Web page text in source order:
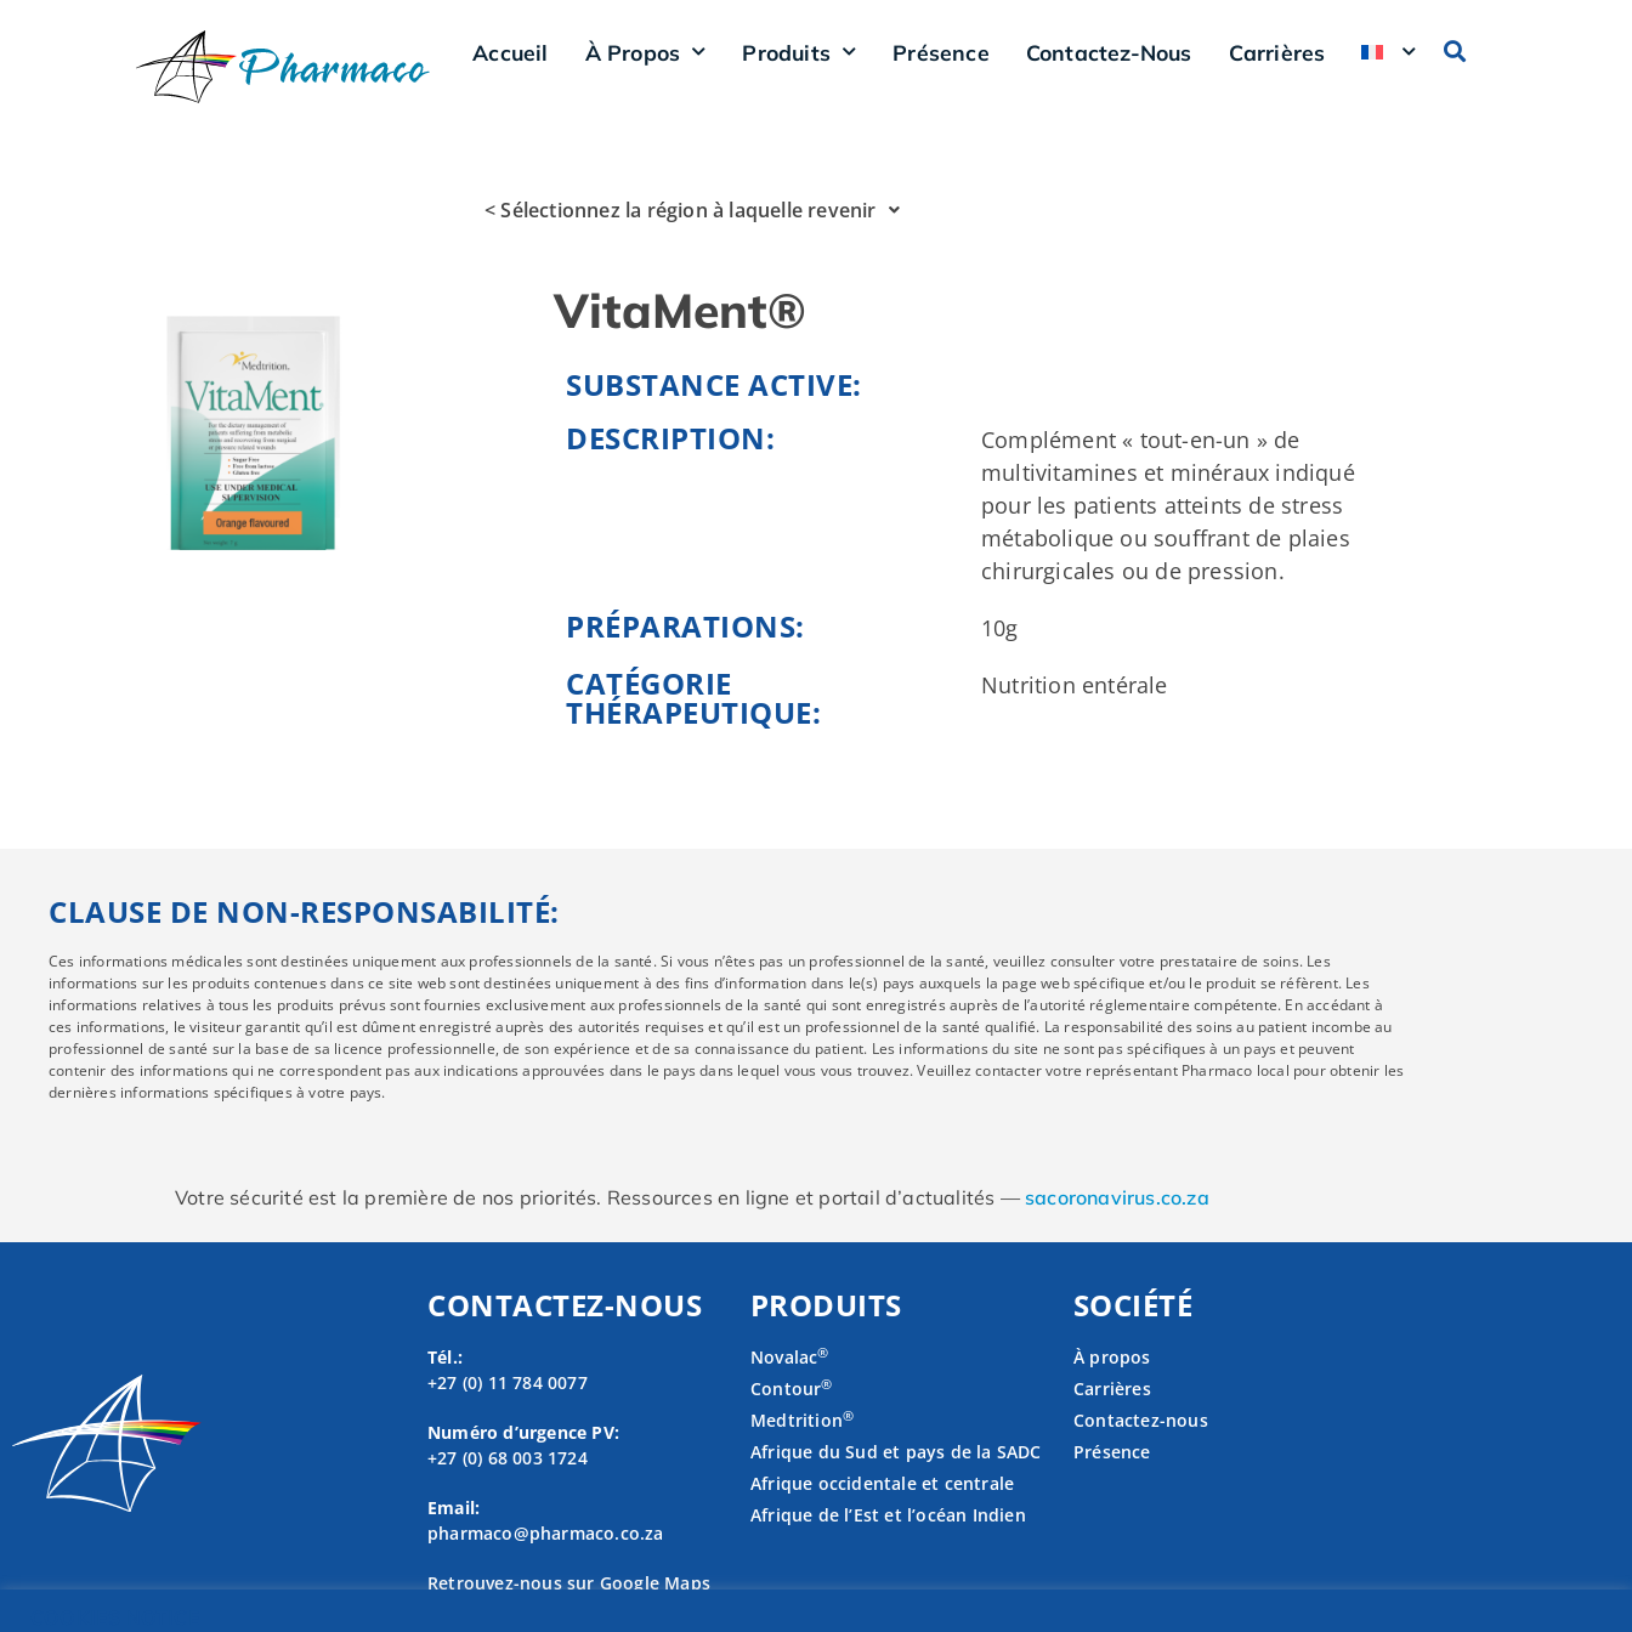
Accueil À Propos Produits Présence Contactez-Nous Carrières
< Sélectionnez la région à laquelle revenir
VitaMent®
SUBSTANCE ACTIVE:
DESCRIPTION:
Complément « tout-en-un » de
multivitamines et minéraux indiqué
pour les patients atteints de stress
métabolique ou souffrant de plaies
chirurgicales ou de pression.
PRÉPARATIONS: 10g
CATÉGORIE
THÉRAPEUTIQUE:
Nutrition entérale
CLAUSE DE NON-RESPONSABILITÉ:
Ces informations médicales sont destinées uniquement aux professionnels de la santé. Si vous n’êtes pas un professionnel de la santé, veuillez consulter votre prestataire de soins. Les
informations sur les produits contenues dans ce site web sont destinées uniquement à des fins d’information dans le(s) pays auxquels la page web spécifique et/ou le produit se réfèrent. Les
informations relatives à tous les produits prévus sont fournies exclusivement aux professionnels de la santé qui sont enregistrés auprès de l’autorité réglementaire compétente. En accédant à
ces informations, le visiteur garantit qu’il est dûment enregistré auprès des autorités requises et qu’il est un professionnel de la santé qualifié. La responsabilité des soins au patient incombe au
professionnel de santé sur la base de sa licence professionnelle, de son expérience et de sa connaissance du patient. Les informations du site ne sont pas spécifiques à un pays et peuvent
contenir des informations qui ne correspondent pas aux indications approuvées dans le pays dans lequel vous vous trouvez. Veuillez contacter votre représentant Pharmaco local pour obtenir les
dernières informations spécifiques à votre pays.
Votre sécurité est la première de nos priorités. Ressources en ligne et portail d’actualités — sacoronavirus.co.za
CONTACTEZ-NOUS
Tél.:
+27 (0) 11 784 0077
Numéro d’urgence PV:
+27 (0) 68 003 1724
Email:
pharmaco@pharmaco.co.za
Retrouvez-nous sur Google Maps
PRODUITS
Novalac®
Contour®
Medtrition®
Afrique du Sud et pays de la SADC
Afrique occidentale et centrale
Afrique de l’Est et l’océan Indien
SOCIÉTÉ
À propos
Carrières
Contactez-nous
Présence